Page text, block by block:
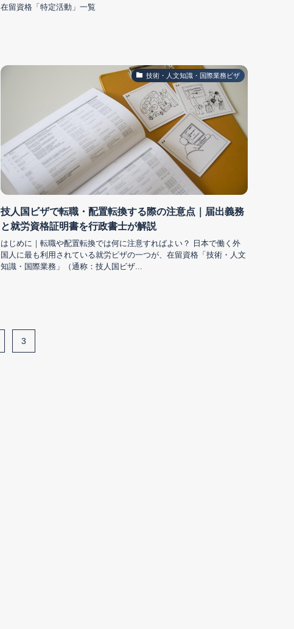
在留資格「特定活動」一覧
技術・人文知識・国際業務ビザ
技人国ビザで転職・配置転換する際の注意点｜届出義務
と就労資格証明書を行政書士が解説
はじめに｜転職や配置転換では何に注意すればよい？ 日本で働く外
国人に最も利用されている就労ビザの一つが、在留資格「技術・人文
知識・国際業務」（通称：技人国ビザ...
3